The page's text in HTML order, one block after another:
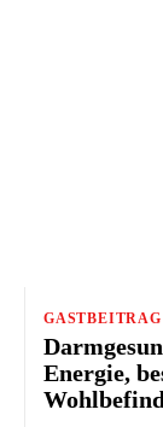
GASTBEITRAG
Energie,